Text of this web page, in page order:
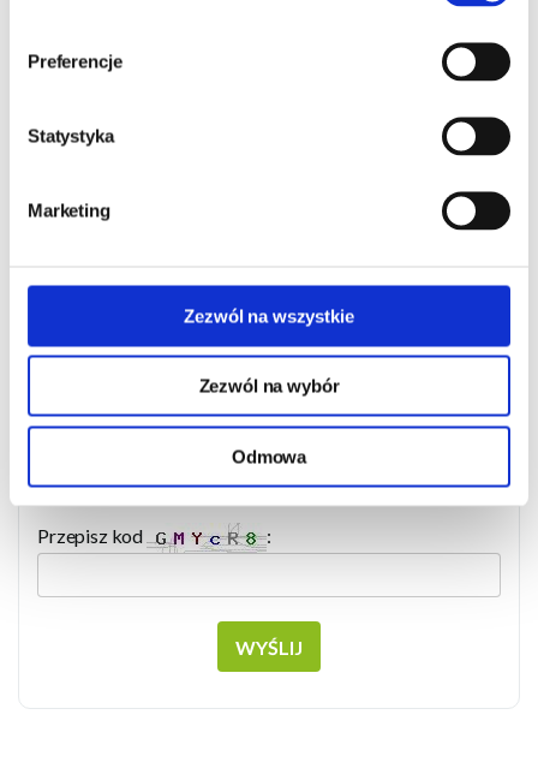
Preferencje
Statystyka
Marketing
Zezwól na wszystkie
Zezwól na wybór
Odmowa
Zapytaj o produkt
Numer telefonu:
Twoje pytanie:
Przepisz kod :
WYŚLIJ